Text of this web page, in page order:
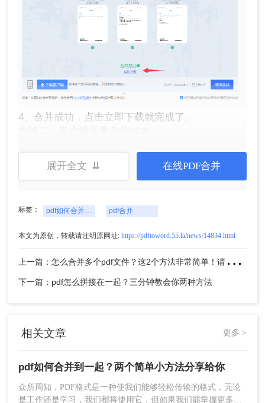
4、合并成功，点击立即下载就完成了。
展开全文 ⇊ 在线PDF合并
标签： pdf如何合并到一起 pdf合并
本文为原创，转载请注明原网址: https://pdftoword.55.la/news/14834.html
上
一篇：怎么合并多个pdf文件？这2个方法非常简单！请低调使用
下一篇：pdf怎么拼接在一起？三分钟教会你两种方法
相关文章 更多 >
pdf如何合并到一起？两个简单小方法分享给你
众所周知，PDF格式是一种使我们能够轻松传输的格式，无论
是工作还是学习，我们都将使用它，但如果我们能掌握更多的